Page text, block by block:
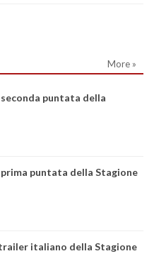
More »
puntata della
puntata della Stagione
italiano della Stagione